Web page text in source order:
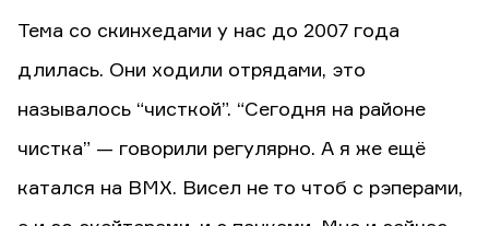
Тема со скинхедами у нас до 2007 года
длилась. Они ходили отрядами, это
называлось “чисткой”. “Сегодня на районе
чистка” — говорили регулярно. А я же ещё
катался на BMX. Висел не то чтоб с рэперами,